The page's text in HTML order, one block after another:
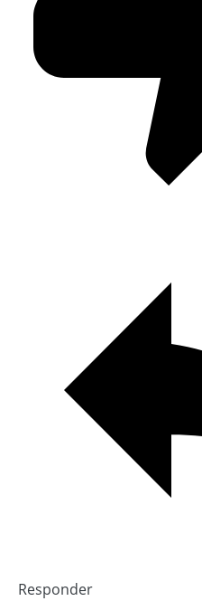
Responder